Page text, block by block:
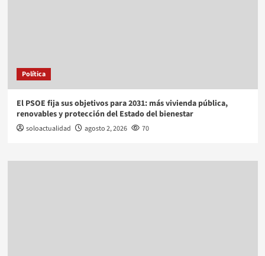
Política
El PSOE fija sus objetivos para 2031: más vivienda pública,
renovables y protección del Estado del bienestar
soloactualidad agosto 2, 2026 70